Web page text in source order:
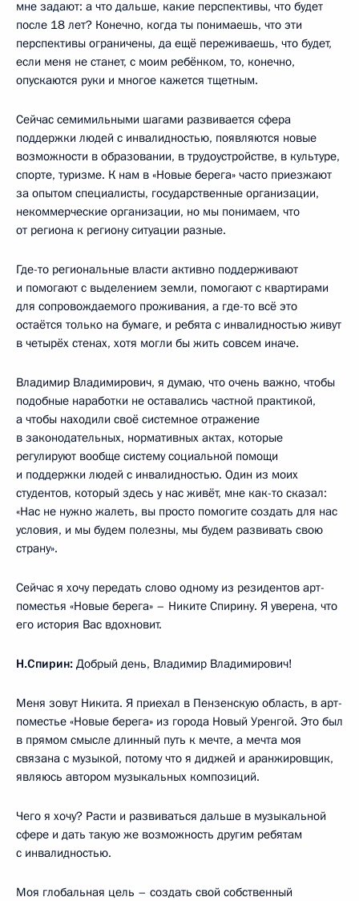
мне задают: а что дальше, какие перспективы, что будет
после 18 лет? Конечно, когда ты понимаешь, что эти
перспективы ограничены, да ещё переживаешь, что будет,
если меня не станет, с моим ребёнком, то, конечно,
опускаются руки и многое кажется тщетным.
Сейчас семимильными шагами развивается сфера
поддержки людей с инвалидностью, появляются новые
возможности в образовании, в трудоустройстве, в культуре,
спорте, туризме. К нам в «Новые берега» часто приезжают
за опытом специалисты, государственные организации,
некоммерческие организации, но мы понимаем, что
от региона к региону ситуации разные.
Где-то региональные власти активно поддерживают
и помогают с выделением земли, помогают с квартирами
для сопровождаемого проживания, а где-то всё это
остаётся только на бумаге, и ребята с инвалидностью живут
в четырёх стенах, хотя могли бы жить совсем иначе.
Владимир Владимирович, я думаю, что очень важно, чтобы
подобные наработки не оставались частной практикой,
а чтобы находили своё системное отражение
в законодательных, нормативных актах, которые
регулируют вообще систему социальной помощи
и поддержки людей с инвалидностью. Один из моих
студентов, который здесь у нас живёт, мне как-то сказал:
«Нас не нужно жалеть, вы просто помогите создать для нас
условия, и мы будем полезны, мы будем развивать свою
страну».
Сейчас я хочу передать слово одному из резидентов арт-
поместья «Новые берега» – Никите Спирину. Я уверена, что
его история Вас вдохновит.
Н.Спирин: Добрый день, Владимир Владимирович!
Меня зовут Никита. Я приехал в Пензенскую область, в арт-
поместье «Новые берега» из города Новый Уренгой. Это был
в прямом смысле длинный путь к мечте, а мечта моя
связана с музыкой, потому что я диджей и аранжировщик,
являюсь автором музыкальных композиций.
Чего я хочу? Расти и развиваться дальше в музыкальной
сфере и дать такую же возможность другим ребятам
с инвалидностью.
Моя глобальная цель – создать свой собственный